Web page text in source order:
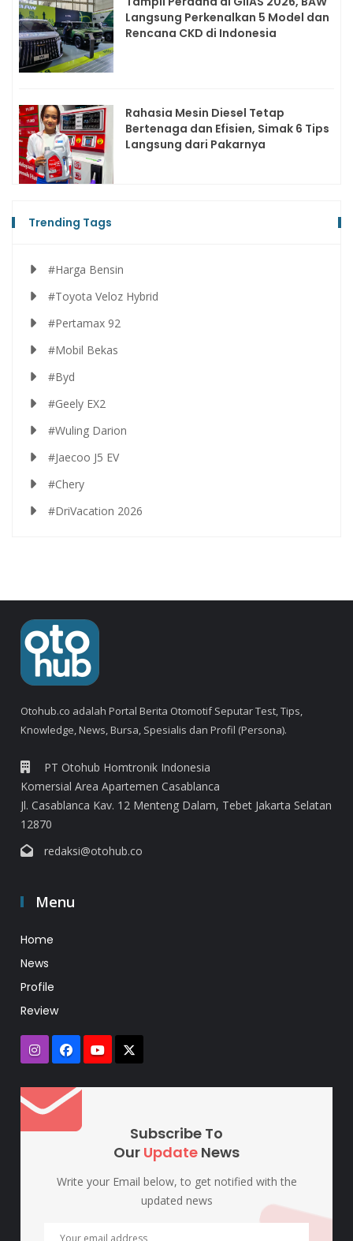
Langsung Perkenalkan 5 Model dan
Rencana CKD di Indonesia
Rahasia Mesin Diesel Tetap
Bertenaga dan Efisien, Simak 6 Tips
Langsung dari Pakarnya
Trending Tags
#Harga Bensin
#Toyota Veloz Hybrid
#Pertamax 92
#Mobil Bekas
#Byd
#Geely EX2
#Wuling Darion
#Jaecoo J5 EV
#Chery
#DriVacation 2026
Otohub.co adalah Portal Berita Otomotif Seputar Test, Tips,
Knowledge, News, Bursa, Spesialis dan Profil (Persona).
PT Otohub Homtronik Indonesia
Komersial Area Apartemen Casablanca
Jl. Casablanca Kav. 12 Menteng Dalam, Tebet Jakarta Selatan
12870
redaksi@otohub.co
Menu
Home
News
Profile
Review
Subscribe To
Our Update News
Write your Email below, to get notified with the
updated news